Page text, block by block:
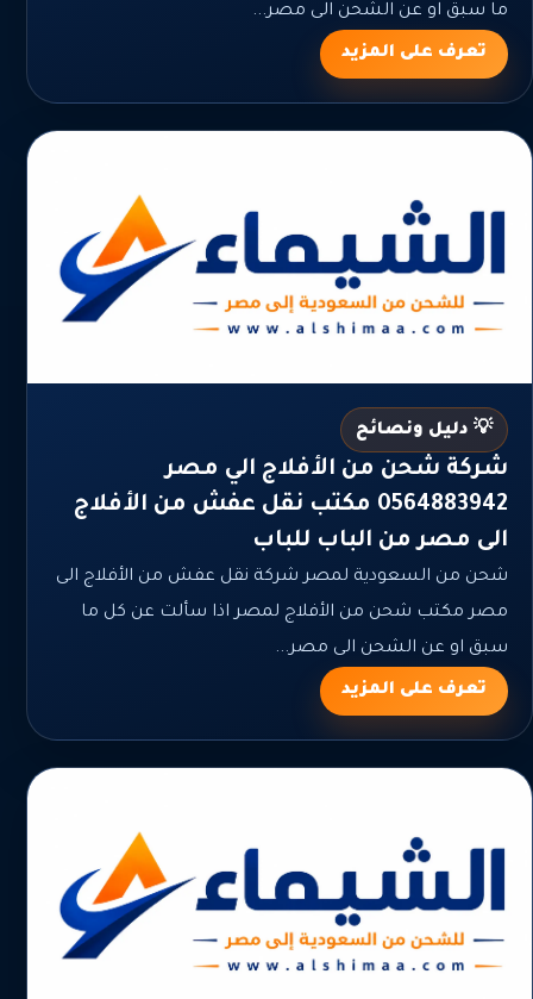
ما سبق او عن الشحن الى مصر...
تعرف على المزيد
💡 دليل ونصائح
شركة شحن من الأفلاج الي مصر
0564883942 مكتب نقل عفش من الأفلاج
الى مصر من الباب للباب
شحن من السعودية لمصر شركة نقل عفش من الأفلاج الى
مصر مكتب شحن من الأفلاج لمصر اذا سألت عن كل ما
سبق او عن الشحن الى مصر...
تعرف على المزيد